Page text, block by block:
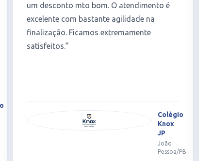
c um desconto mto bom. O atendimento é
excelente com bastante agilidade na
finalização. Ficamos extremamente
satisfeitos.”
Colégio
Knox
JP
João
Pessoa/PB